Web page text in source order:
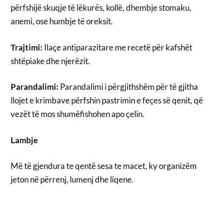
përfshijë skuqje të lëkurës, kollë, dhembje stomaku,
anemi, ose humbje të oreksit.
Trajtimi: Ilaçe antiparazitare me recetë për kafshët
shtëpiake dhe njerëzit.
Parandalimi: Parandalimi i përgjithshëm për të gjitha
llojet e krimbave përfshin pastrimin e feçes së qenit, që
vezët të mos shumëfishohen apo çelin.
Lambje
Më të gjendura te qentë sesa te macet, ky organizëm
jeton në përrenj, lumenj dhe liqene.